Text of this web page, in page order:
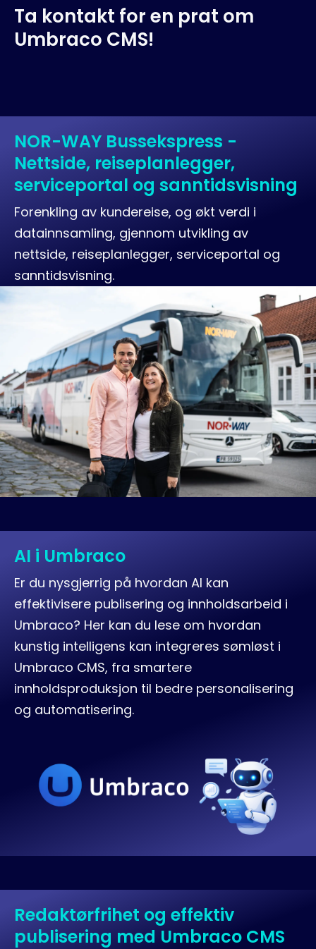
Ta kontakt for en prat om
Umbraco CMS!
NOR-WAY Bussekspress -
Nettside, reiseplanlegger,
serviceportal og sanntidsvisning
Forenkling av kundereise, og økt verdi i
datainnsamling, gjennom utvikling av
nettside, reiseplanlegger, serviceportal og
sanntidsvisning.
AI i Umbraco
Er du nysgjerrig på hvordan AI kan
effektivisere publisering og innholdsarbeid i
Umbraco? Her kan du lese om hvordan
kunstig intelligens kan integreres sømløst i
Umbraco CMS, fra smartere
innholdsproduksjon til bedre personalisering
og automatisering.
Redaktørfrihet og effektiv
publisering med Umbraco CMS